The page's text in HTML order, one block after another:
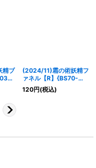
精ブ
(2024/11)霜の術妖精フ
ァネル【R】{BS70-
041}《白》
120円(税込)